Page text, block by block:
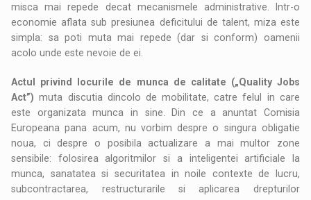
misca mai repede decat mecanismele administrative. Intr-o
economie aflata sub presiunea deficitului de talent, miza este
simpla: sa poti muta mai repede (dar si conform) oamenii
acolo unde este nevoie de ei.
Actul privind locurile de munca de calitate („Quality Jobs
Act”) muta discutia dincolo de mobilitate, catre felul in care
este organizata munca in sine. Din ce a anuntat Comisia
Europeana pana acum, nu vorbim despre o singura obligatie
noua, ci despre o posibila actualizare a mai multor zone
sensibile: folosirea algoritmilor si a inteligentei artificiale la
munca, sanatatea si securitatea in noile contexte de lucru,
subcontractarea, restructurarile si aplicarea drepturilor